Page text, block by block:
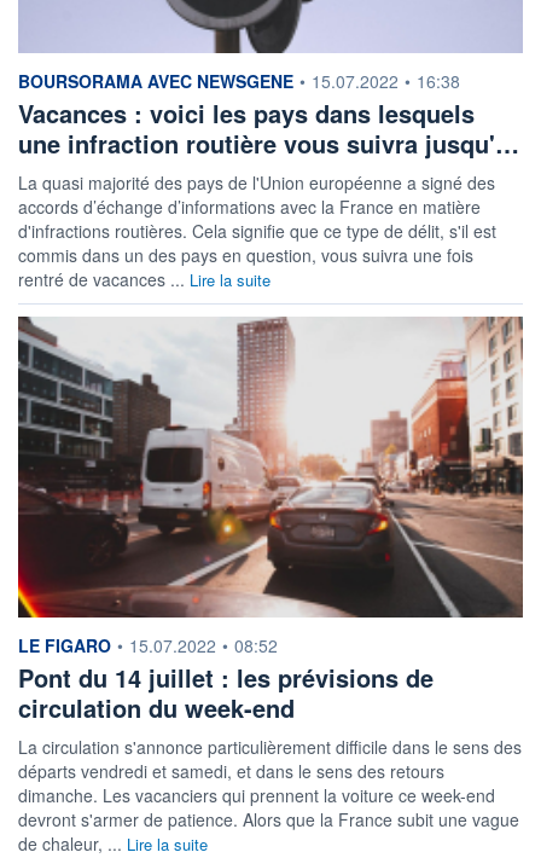
information fournie par
BOURSORAMA AVEC NEWSGENE • 15.07.2022 • 16:38
Vacances : voici les pays dans lesquels
une infraction routière vous suivra jusqu'…
La quasi majorité des pays de l'Union européenne a signé des
accords d’échange d’informations avec la France en matière
d'infractions routières. Cela signifie que ce type de délit, s'il est
commis dans un des pays en question, vous suivra une fois
rentré de vacances ... Lire la suite
information fournie par
LE FIGARO • 15.07.2022 • 08:52
Pont du 14 juillet : les prévisions de
circulation du week-end
La circulation s'annonce particulièrement difficile dans le sens des
départs vendredi et samedi, et dans le sens des retours
dimanche. Les vacanciers qui prennent la voiture ce week-end
devront s'armer de patience. Alors que la France subit une vague
de chaleur, ... Lire la suite